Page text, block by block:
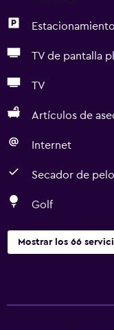
TV de pantalla
TV
Artículos de
Internet
Secador de pelo
Golf
Mostrar los 66